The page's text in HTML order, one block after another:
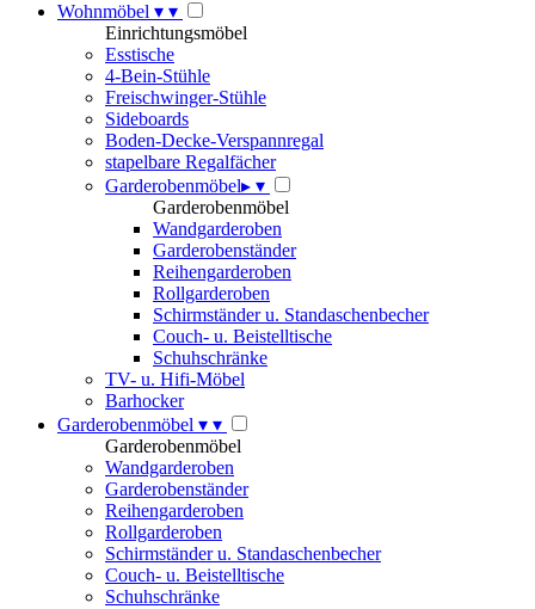
Wohnmöbel ▾ ▾
Einrichtungsmöbel
Esstische
4-Bein-Stühle
Freischwinger-Stühle
Sideboards
Boden-Decke-Verspannregal
stapelbare Regalfächer
Garderobenmöbel▸ ▾
Garderobenmöbel
Wandgarderoben
Garderobenständer
Reihengarderoben
Rollgarderoben
Schirmständer u. Standaschenbecher
Couch- u. Beistelltische
Schuhschränke
TV- u. Hifi-Möbel
Barhocker
Garderobenmöbel ▾ ▾
Garderobenmöbel
Wandgarderoben
Garderobenständer
Reihengarderoben
Rollgarderoben
Schirmständer u. Standaschenbecher
Couch- u. Beistelltische
Schuhschränke